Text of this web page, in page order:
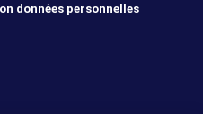
données personnelles